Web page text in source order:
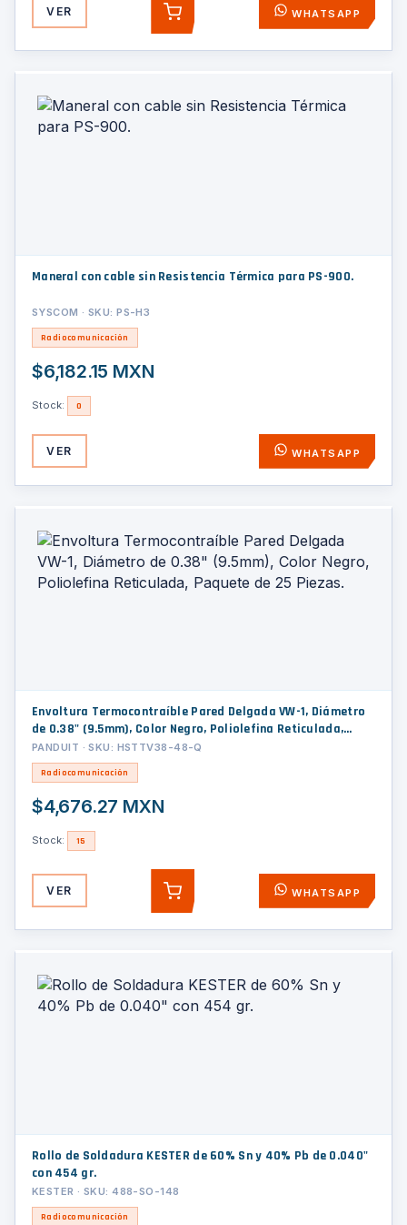
VER AGREGAR WHATSAPP
Maneral con cable sin Resistencia Térmica para PS-900.
SYSCOM · SKU: PS-H3
Radiocomunicación
$6,182.15 MXN
Stock: 0
VER WHATSAPP
Envoltura Termocontraíble Pared Delgada VW-1, Diámetro
de 0.38" (9.5mm), Color Negro, Poliolefina Reticulada,
Paquete de 25 Piezas.
PANDUIT · SKU: HSTTV38-48-Q
Radiocomunicación
$4,676.27 MXN
Stock: 15
VER AGREGAR WHATSAPP
Rollo de Soldadura KESTER de 60% Sn y 40% Pb de 0.040"
con 454 gr.
KESTER · SKU: 488-SO-148
Radiocomunicación